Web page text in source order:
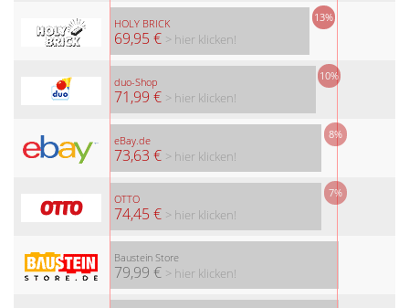
HOLY BRICK
69,95 €
13%
> hier klicken!
duo-Shop
71,99 €
10%
> hier klicken!
eBay.de
73,63 €
8%
> hier klicken!
OTTO
74,45 €
7%
> hier klicken!
Baustein Store
79,99 € > hier klicken!